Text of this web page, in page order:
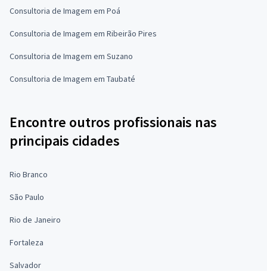
Consultoria de Imagem em Poá
Consultoria de Imagem em Ribeirão Pires
Consultoria de Imagem em Suzano
Consultoria de Imagem em Taubaté
Encontre outros profissionais nas
principais cidades
Rio Branco
São Paulo
Rio de Janeiro
Fortaleza
Salvador